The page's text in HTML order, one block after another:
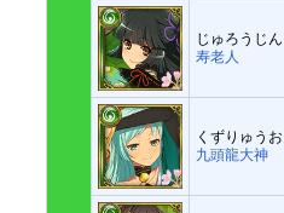
じゅろうじん
寿老人
くずりゅう
九頭龍大神